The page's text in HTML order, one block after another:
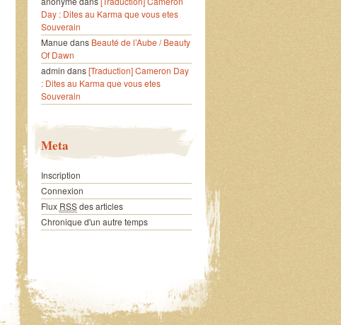
Day : Dites au Karma que vous etes
Souverain
Manue dans Beauté de l’Aube / Beauty
Of Dawn
admin dans[Traduction] Cameron Day
: Dites au Karma que vous etes
Souverain
Meta
Inscription
Connexion
Flux RSSdes articles
Chronique d'un autre temps